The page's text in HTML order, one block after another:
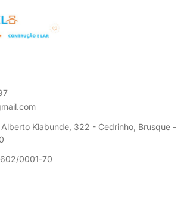
Alberto Klabunde, 322 - Cedrinho, Brusque -
0001-70